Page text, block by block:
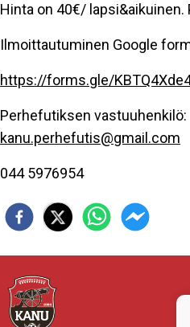
Hinta on 40€/
Ilmoittautuminen Google
https://forms.gle/
Perhefutiksen vastuuhenkilö:
kanu.perhefutis@gmail.com
044 5976954